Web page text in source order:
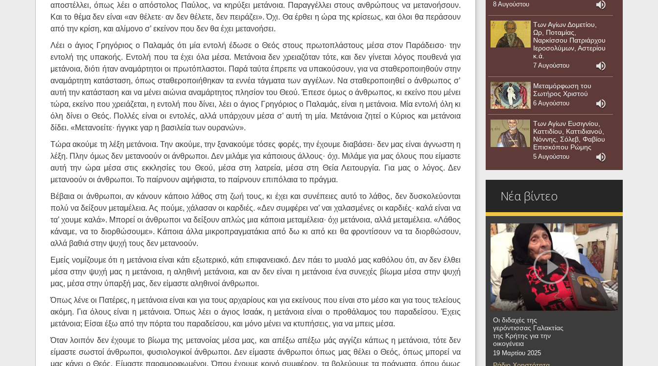
αποστέλλει, όπως λέει ο απόστολος Παύλος, να κηρύξει μετάνοια. Παραγγέλλει στους ανθρώπους να μετανοήσουν.
Και το θέμα δεν είναι «αν θέλετε· αν δεν θέλετε, δεν πειράζει». Όχι. Θα έρθει η ώρα της κρίσεως, και όλοι θα περάσουν
από την κρίση, και αλίμονο σ’ εκείνον που δεν θα έχει μετανοήσει.
Λέει ο άγιος Γρηγόριος ο Παλαμάς ότι μία εντολή έδωσε ο Θεός στους πρωτοπλάστους μέσα στον Παράδεισο· την
εντολή της υπακοής. Εντολή που τα έχει όλα μέσα. Μετάνοια δεν χρειαζόταν τότε, και δεν γίνεται λόγος πουθενά για
μετάνοια, διότι ήταν αναμάρτητοι οι πρωτόπλαστοι. Παρά ταύτα έπρεπε να υπακούσουν, για να σταθεροποιηθούν στην
αναμάρτητη κατάσταση, όπως σταθεροποιήθηκαν τα εννέα τάγματα των αγγέλων. Να σταθεροποιηθεί ο άνθρωπος σ’
αυτή την κατάσταση και να μένει αιώνια αναμάρτητος πλησίον του Θεού. Έπεσε όμως ο άνθρωπος, κι εκείνο που μένει
τώρα, εκείνο που χρειάζεται, η εντολή που δίνει, λέει ο άγιος Γρηγόριος ο Παλαμάς, είναι η μετάνοια. Μία εντολή όλη κι
όλη δίνει ο Θεός. Πολλές είναι οι εντολές, αλλά υπάρχουν μέσα σ’ αυτή τη μία. Μετάνοια ζητεί ο Κύριος και μετάνοια
δίδει. «Μετανοείτε· ήγγικε γαρ η βασιλεία των ουρανών».
Τώρα ακούμε τη λέξη μετάνοια. Την ακούμε, την ξανακούμε τόσες φορές, την έχουμε διαβάσει· δεν μας είναι άγνωστη η
λέξη. Πλην όμως δεν μετανοούν οι άνθρωποι. Δεν μιλάμε για κάποιους άλλους· όχι. Μιλάμε για μας όλους που είμαστε
αυτή την ώρα μέσα στις εκκλησίες του Θεού, μέσα στη λατρεία, μέσα στη Θεία Λειτουργία. Για μας ο λόγος. Δεν
μετανοούν οι άνθρωποι. Το παίρνουν αψήφιστα, το παίρνουν επιπόλαια το πράγμα.
Βέβαια οι άνθρωποι, αν κάνουν κάποιο λάθος στη ζωή τους, κι έχει και συνέπειες αυτό το λάθος, δεν δυσκολεύονται
πολύ να δείξουν μεταμέλεια. Ας πούμε, χάλασαν οι καρδιές. «Δεν συμφέρει να’ ναι χαλασμένες οι καρδιές· καλά είναι να
τα’ χουμε καλά». Μπορεί οι άνθρωποι να δείξουν απλώς μια κάποια μεταμέλεια· όχι μετάνοια, αλλά μεταμέλεια. «Λάθος
κάναμε, να το διορθώσουμε». Κάποια άλλα μικροπραγματάκια από δω κι από κει θα φροντίσουν να τα διορθώσουν,
αλλά βαθιά στην ψυχή τους δεν μετανοούν.
Εμείς νομίζουμε ότι η μετάνοια είναι κάτι εξωτερικό, κάτι επιφανειακό. Δεν πάει το μυαλό μας καθόλου ότι, αν δεν έλθει
μέσα στην ψυχή μας η μετάνοια, η αληθινή μετάνοια, και αν δεν είναι η μετάνοια ένα συνεχές βίωμα μέσα στην ψυχή
μας, μέσα στην ύπαρξή μας, δεν είμαστε αληθινοί άνθρωποι.
Όπως λένε οι Πατέρες, η μετάνοια είναι και για τους αρχαρίους και για εκείνους που είναι στο μέσο και για τους τελείους
ακόμη. Για όλους είναι η μετάνοια. Όπως λέει ο άγιος Ισαάκ, η μετάνοια είναι ο προθάλαμος του παραδείσου. Έχεις
μετάνοια; Είσαι έξω από την πόρτα του παραδείσου, και μόνο μένει να κτυπήσεις, για να μπεις μέσα.
Όταν λοιπόν δεν έχουμε το βίωμα της μετανοίας μέσα μας, και απέξω απέξω μάς αγγίζει κάπως η μετάνοια, τότε δεν
είμαστε σωστοί άνθρωποι, φυσιολογικοί άνθρωποι. Δεν είμαστε άνθρωποι όπως μας θέλει ο Θεός, όπως μπορεί να
μας κάνει ο Θεός. Είμαστε παραμορφωμένοι. Όπου έχουμε κοινό συμφέρον, τα βολεύουμε τα πράγματα, όπου όμως
8 Αυγούστου
Των Αγίων Δομετίου,
Ωρ, Ποταμίας,
Ναρκίσσου Πατριάρχου
Ιεροσολύμων, Αστερίου
κ.ά.
7 Αυγούστου
Μεταμόρφωση του
Σωτήρος Χριστού
6 Αυγούστου
Των Αγίων Ευσιγνίου,
Καττιδίου, Καττιδιανού,
Νόννης, Σόλεβ, Φαβίου
Επισκόπου Ρώμης
5 Αυγούστου
Νέα βίντεο
Οι διδαχές της
γερόντισσας Γαλακτίας
της Κρήτης για την
οικογένεια
19 Μαρτίου 2025